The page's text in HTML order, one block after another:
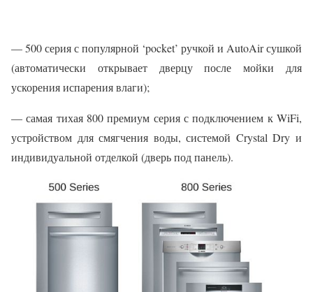
— 500 серия с популярной ‘pocket’ ручкой и AutoAir сушкой
(автоматически открывает дверцу после мойки для
ускорения испарения влаги);
— самая тихая 800 премиум серия с подключением к WiFi,
устройством для смягчения воды, системой Crystal Dry и
индивидуальной отделкой (дверь под панель).